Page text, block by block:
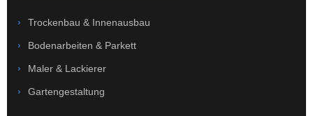
› Trockenbau & Innenausbau
› Bodenarbeiten & Parkett
› Maler & Lackierer
› Gartengestaltung